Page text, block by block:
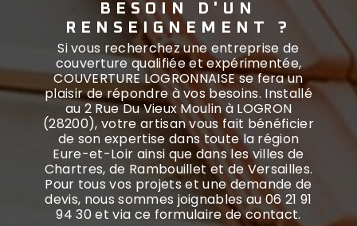
BESOIN D'UN
RENSEIGNEMENT ?
Si vous recherchez une entreprise de
couverture qualifiée et expérimentée,
COUVERTURE LOGRONNAISE se fera un
plaisir de répondre à vos besoins. Installé
au 2 Rue Du Vieux Moulin à LOGRON
(28200), votre artisan vous fait bénéficier
de son expertise dans toute la région
Eure-et-Loir ainsi que dans les villes de
Chartres, de Rambouillet et de Versailles.
Pour tous vos projets et une demande de
devis, nous sommes joignables au 06 21 91
94 30 et via ce formulaire de contact.